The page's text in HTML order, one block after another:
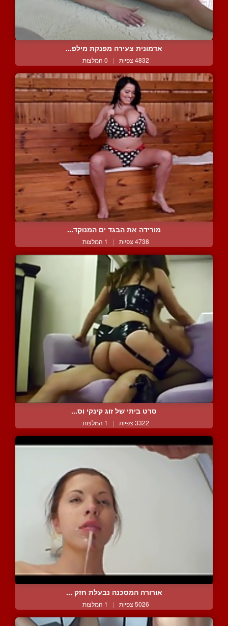
אדמונית צעירה מפנקת מילפ...
4832 צפיות | 0 המלצות
מורידה את הבגד ים המנוקד...
4738 צפיות | 1 המלצות
סרט ביתי של זוג קינקי וס...
3322 צפיות | 1 המלצות
אורורה המסכנה נבעלת חזק ...
5026 צפיות | 1 המלצות